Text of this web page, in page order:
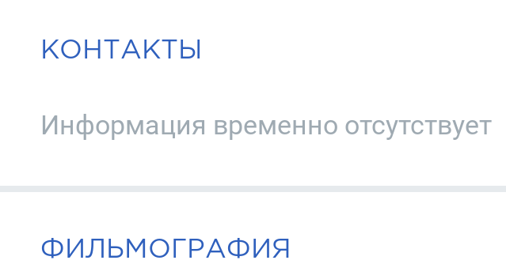
КОНТАКТЫ
Информация временно отсутствует
ФИЛЬМОГРАФИЯ